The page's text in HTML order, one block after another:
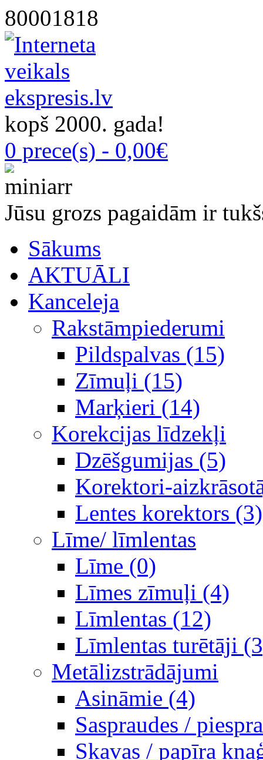
80001818
kopš 2000. gada!
0 prece(s) - 0,00€
Jūsu grozs pagaidām ir
Sākums
AKTUĀLI
Kanceleja
Rakstāmpiederumi
Pildspalvas (15)
Zīmuļi (15)
Marķieri (14)
Korekcijas līdzekļi
Dzēšgumijas (5)
Korektori-
Lentes korektors (3)
Līme/ līmlentas
Līme (0)
Līmes zīmuļi (4)
Līmlentas (12)
Līmlentas turētāji
Metālizstrādājumi
Asināmie (4)
Saspraudes /
Skavas / papīra